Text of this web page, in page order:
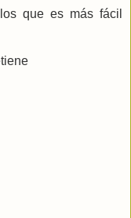
que es más fácil